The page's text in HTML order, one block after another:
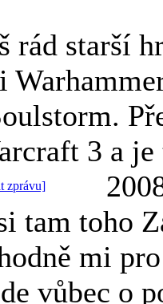
rád starší
3 a
zprávu]
tam toho
mi
vůbec o